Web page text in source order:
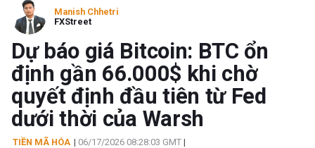
Manish Chhetri
FXStreet
Dự báo giá Bitcoin: BTC ổn
định gần 66.000$ khi chờ
quyết định đầu tiên từ Fed
dưới thời của Warsh
TIỀN MÃ HÓA | 06/17/2026 08:28:03 GMT |